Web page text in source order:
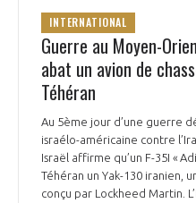
INTERNATIONAL
Guerre au Moyen-
abat un avion de
Téhéran
Au 5ème jour d’une guerre
israélo-américaine contre
Israël affirme qu’un F-35I «
Téhéran un Yak-130 iranien,
conçu par Lockheed Martin.